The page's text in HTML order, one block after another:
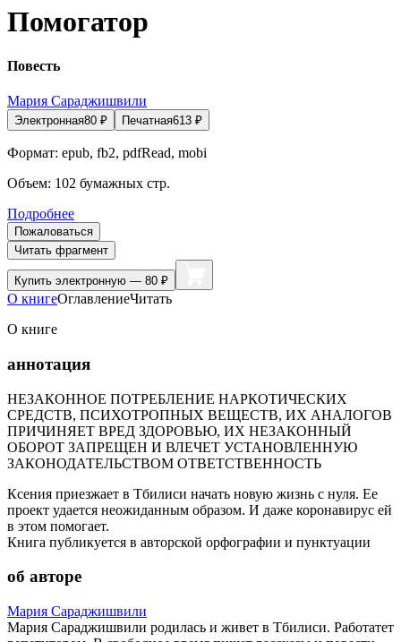
Помогатор
Повесть
Мария Сараджишвили
Электронная80 ₽ Печатная613 ₽
Формат: epub, fb2, pdfRead, mobi
Объем: 102 бумажных стр.
Подробнее
Пожаловаться
Читать фрагмент
Купить электронную — 80 ₽
О книгеОглавлениеЧитать
О книге
аннотация
НЕЗАКОННОЕ ПОТРЕБЛЕНИЕ НАРКОТИЧЕСКИХ
СРЕДСТВ, ПСИХОТРОПНЫХ ВЕЩЕСТВ, ИХ АНАЛОГОВ
ПРИЧИНЯЕТ ВРЕД ЗДОРОВЬЮ, ИХ НЕЗАКОННЫЙ
ОБОРОТ ЗАПРЕЩЕН И ВЛЕЧЕТ УСТАНОВЛЕННУЮ
ЗАКОНОДАТЕЛЬСТВОМ ОТВЕТСТВЕННОСТЬ
Ксения приезжает в Тбилиси начать новую жизнь с нуля. Ее
проект удается неожиданным образом. И даже коронавирус ей
в этом помогает.
Книга публикуется в авторской орфографии и пунктуации
об авторе
Мария Сараджишвили
Мария Сараджишвили родилась и живет в Тбилиси. Работатет